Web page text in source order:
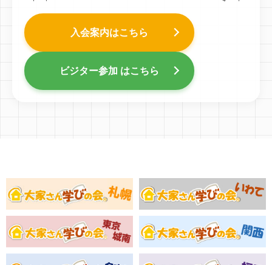
入会案内はこちら
ビジター参加 はこちら